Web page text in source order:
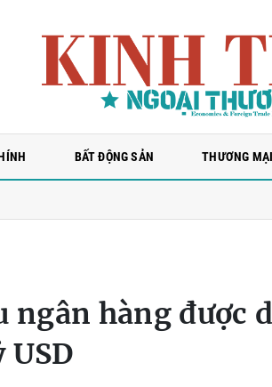
BẤT ĐỘNG SẢN THƯƠNG MẠI
cơ đến người giải cứu đồng yen Đằng
ngân hàng được